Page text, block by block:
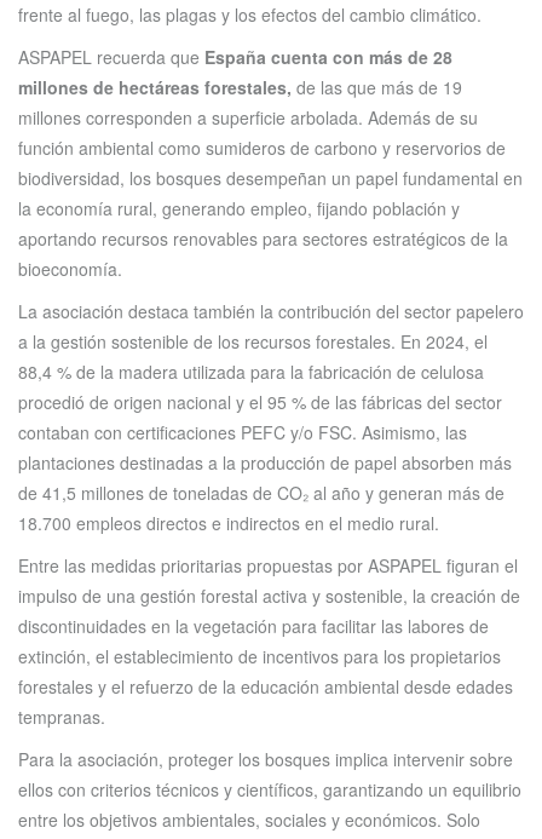
frente al fuego, las plagas y los efectos del cambio climático.
ASPAPEL recuerda que España cuenta con más de 28
millones de hectáreas forestales, de las que más de 19
millones corresponden a superficie arbolada. Además de su
función ambiental como sumideros de carbono y reservorios de
biodiversidad, los bosques desempeñan un papel fundamental en
la economía rural, generando empleo, fijando población y
aportando recursos renovables para sectores estratégicos de la
bioeconomía.
La asociación destaca también la contribución del sector papelero
a la gestión sostenible de los recursos forestales. En 2024, el
88,4 % de la madera utilizada para la fabricación de celulosa
procedió de origen nacional y el 95 % de las fábricas del sector
contaban con certificaciones PEFC y/o FSC. Asimismo, las
plantaciones destinadas a la producción de papel absorben más
de 41,5 millones de toneladas de CO₂ al año y generan más de
18.700 empleos directos e indirectos en el medio rural.
Entre las medidas prioritarias propuestas por ASPAPEL figuran el
impulso de una gestión forestal activa y sostenible, la creación de
discontinuidades en la vegetación para facilitar las labores de
extinción, el establecimiento de incentivos para los propietarios
forestales y el refuerzo de la educación ambiental desde edades
tempranas.
Para la asociación, proteger los bosques implica intervenir sobre
ellos con criterios técnicos y científicos, garantizando un equilibrio
entre los objetivos ambientales, sociales y económicos. Solo